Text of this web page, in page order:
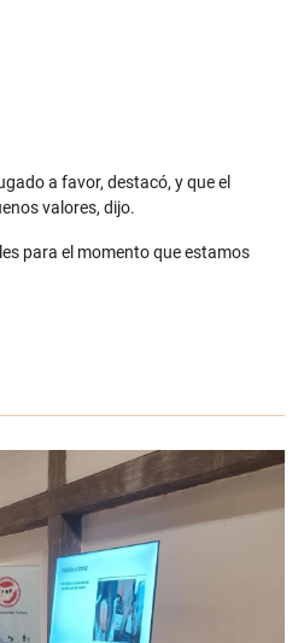
a favor, destacó, y que el
valores, dijo.
para el momento que estamos